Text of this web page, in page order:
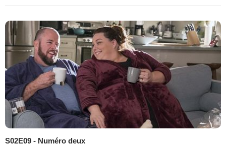
S02E09 - Numéro deux